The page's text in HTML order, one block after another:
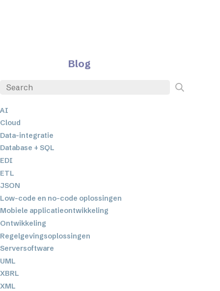
Blog
AI
Cloud
Data-integratie
Database + SQL
EDI
ETL
JSON
Low-code en no-code oplossingen
Mobiele applicatieontwikkeling
Ontwikkeling
Regelgevingsoplossingen
Serversoftware
UML
XBRL
XML